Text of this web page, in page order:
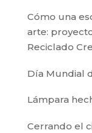
Cómo una
arte:
Reciclado
Día Mundial
Lámpara
Cerrando el